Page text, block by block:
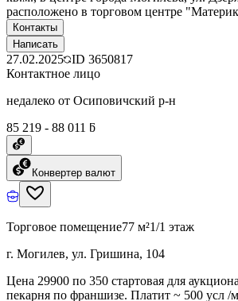
расположено в торговом центре
Контакты
Написать
27.02.2025 ID 3650817
Контактное лицо
недалеко от Осиповичский р-н
85 219 - 88 011 ƃ
Конвертер валют
Торговое помещение77 м²1/1 этаж
г. Могилев, ул. Гришина, 104
Цена 29900 по 350 стартовая для
пекарня по франшизе. Платит ~ 500 усл /